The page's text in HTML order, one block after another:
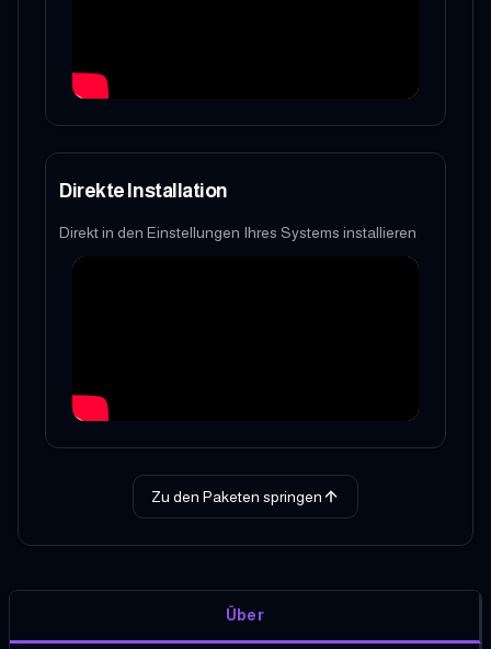
Direkte Installation
Direkt in den Einstellungen Ihres Systems installieren
Zu den Paketen springen
Über